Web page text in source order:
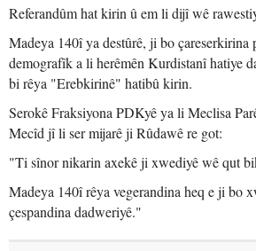
Referandûm hat kirin û em li dijî wê
Madeya 140î ya destûrê, ji bo çareserkirina
demografîk a li herêmên Kurdistanî hatiye
bi rêya "Erebkirinê" hatibû kirin.
Serokê Fraksiyona PDKyê ya li Meclisa
Mecîd jî li ser mijarê ji Rûdawê re got:
"Ti sînor nikarin axekê ji xwediyê wê qut
Madeya 140î rêya vegerandina heq e ji bo
çespandina dadweriyê."